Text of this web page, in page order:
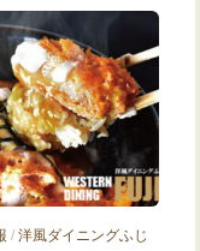
/ 洋風ダイニングふじ